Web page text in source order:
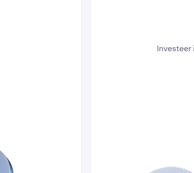
Investeer